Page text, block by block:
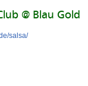
@ Blau Gold
salsa/